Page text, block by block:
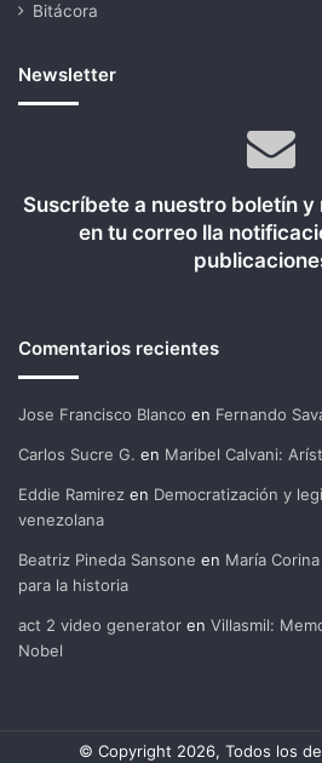
Bitácora
Newsletter
Suscríbete a nuestro boletín
en tu correo lla
Comentarios recientes
Jose Francisco Blanco en Fernando
Carlos Sucre G. en Maribel Calvani:
Eddie Ramirez en Democratización y
venezolana
Beatriz Pineda Sansone en María
para la historia
act 2 video generator en Villasmil:
Nobel
© Copyright 2026, Todos los